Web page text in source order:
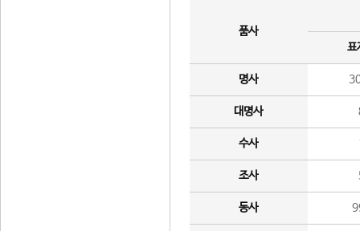
품사
표
명사
대명사
수사
조사
동사